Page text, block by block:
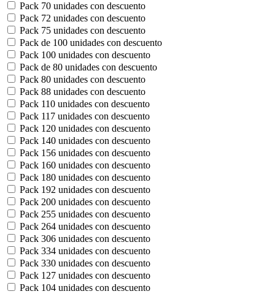
Pack 70 unidades con descuento
Pack 72 unidades con descuento
Pack 75 unidades con descuento
Pack de 100 unidades con descuento
Pack 100 unidades con descuento
Pack de 80 unidades con descuento
Pack 80 unidades con descuento
Pack 88 unidades con descuento
Pack 110 unidades con descuento
Pack 117 unidades con descuento
Pack 120 unidades con descuento
Pack 140 unidades con descuento
Pack 156 unidades con descuento
Pack 160 unidades con descuento
Pack 180 unidades con descuento
Pack 192 unidades con descuento
Pack 200 unidades con descuento
Pack 255 unidades con descuento
Pack 264 unidades con descuento
Pack 306 unidades con descuento
Pack 334 unidades con descuento
Pack 330 unidades con descuento
Pack 127 unidades con descuento
Pack 104 unidades con descuento